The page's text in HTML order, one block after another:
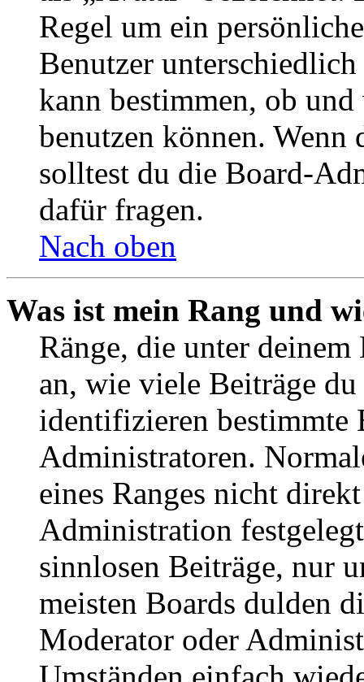
Regel um ein
Benutzer
kann bestimmen, ob
benutzen können. Wenn
solltest du die Board-
dafür fragen.
Nach oben
Was ist mein Rang und
Ränge, die unter deinem
an, wie viele Beiträge
identifizieren bestimmte
Administratoren.
eines Ranges nicht
Administration
sinnlosen Beiträge, nur
meisten Boards dulden
Moderator oder